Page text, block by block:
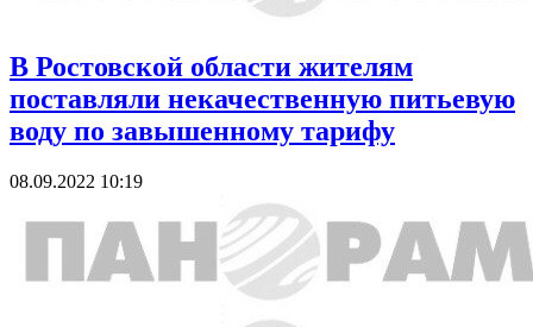
В Ростовской области жителям
поставляли некачественную питьевую
воду по завышенному тарифу
08.09.2022 10:19